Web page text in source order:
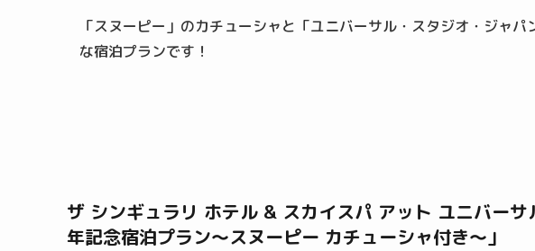
「スヌーピー」のカチューシャと「ユニバーサル・スタジオ・ジャ
な宿泊プランです！
ザ シンギュラリ ホテル & スカイスパ アット ユニバー
年記念宿泊プラン～スヌーピー カチューシャ付き～」